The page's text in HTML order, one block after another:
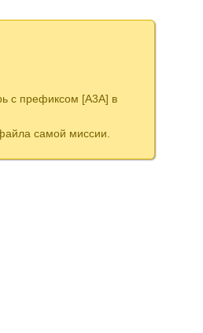
с префиксом [A3A] в
самой миссии.